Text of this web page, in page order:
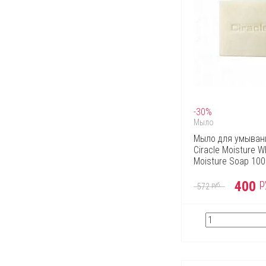
-30%
Мыло
Мыло для
Ciracle Moisture
Moisture Soap
572руб. 400